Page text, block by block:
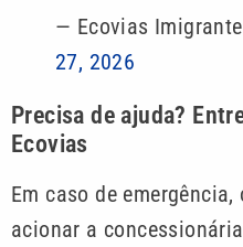
— Ecovias
27, 2026
Precisa de ajuda?
Ecovias
Em caso de
acionar a concessionária